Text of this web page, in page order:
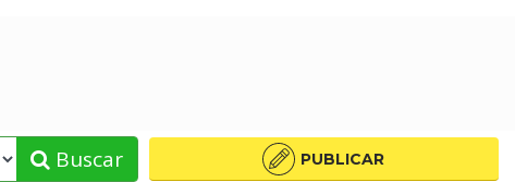
Buscar PUBLICAR